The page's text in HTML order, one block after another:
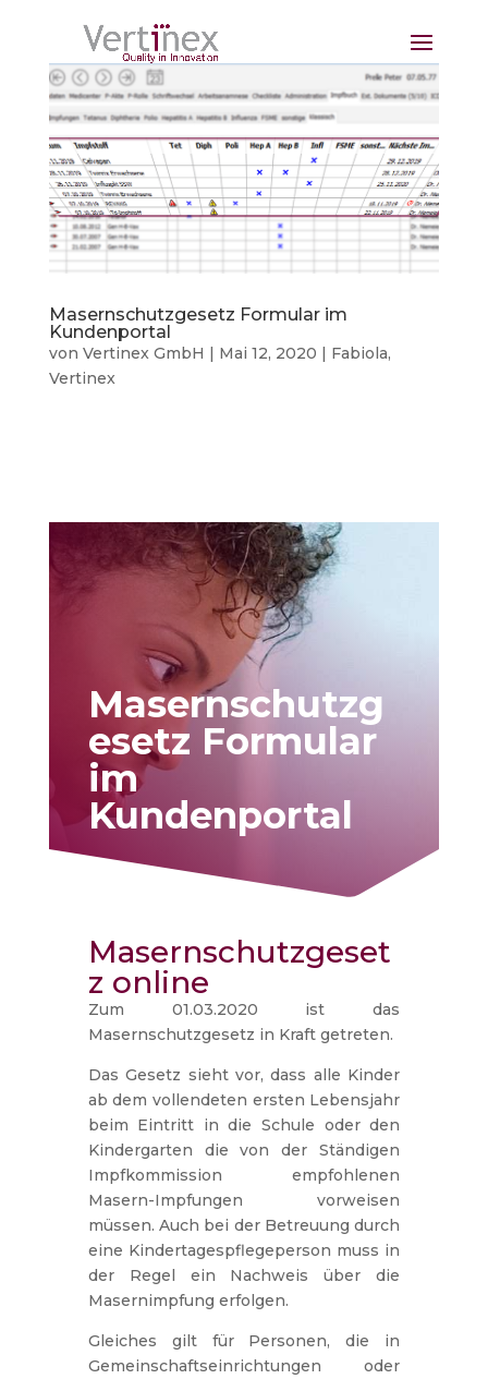
Masernschutzgesetz Formular im
Kundenportal
von Vertinex GmbH | Mai 12, 2020 | Fabiola,
Vertinex
Masernschutzg
esetz Formular
im
Kundenportal
Masernschutzgeset
z online
Zum 01.03.2020 ist das
Masernschutzgesetz in Kraft getreten.
Das Gesetz sieht vor, dass alle Kinder
ab dem vollendeten ersten Lebensjahr
beim Eintritt in die Schule oder den
Kindergarten die von der Ständigen
Impfkommission empfohlenen
Masern-Impfungen vorweisen
müssen. Auch bei der Betreuung durch
eine Kindertagespflegeperson muss in
der Regel ein Nachweis über die
Masernimpfung erfolgen.
Gleiches gilt für Personen, die in
Gemeinschaftseinrichtungen oder